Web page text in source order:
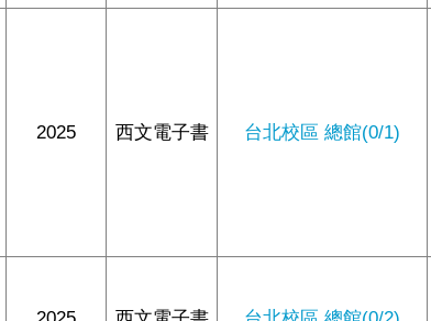
2025 西文電子書 台北校區 總館(0/1)